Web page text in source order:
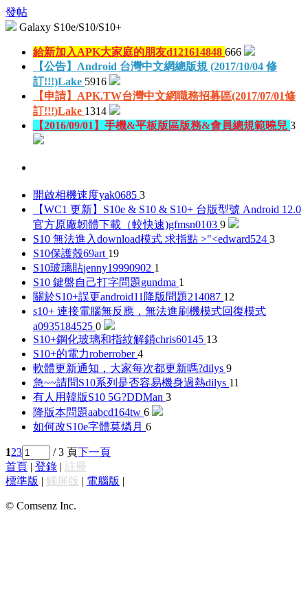
發帖
Galaxy S10e/S10/S10+
給新加入APK大家庭的朋友d121614848 666
【公告】Android 台灣中文網總版規 (2017/10/04 修
訂!!!)Lake 5916
【申請】APK.TW台灣中文網職務招募區(2017/07/01修
訂!!!)Lake 1314
【2016/09/01】手機&平板版區版務&會員總規範曉兒 3
開啟相機速度yak0685 3
【WC1 更新】S10e & S10 & S10+ 台版型號 Android 12.0
官方原廠韌體下載（較快速)gfmsn0103 9
S10 無法進入download模式 求指點 >"<edward524 3
S10保護殼69art 19
S10玻璃貼jenny19990902 1
S10 鍵盤自己打字問題gundma 1
關於S10+誤更android11降版問題214087 12
s10+ 連接電腦無反應，無法進刷機模式回復模式
a0935184525 0
S10+鋼化玻璃和指紋解鎖chris60145 13
S10+的電力roberrober 4
軟體更新通知，大家每次都更新嗎?dilys 9
急~~請問S10系列是否容易機身過熱dilys 11
有人用韓版S10 5G?DDMan 3
降版本問題aabcd164tw 6
如何改S10e字體莫燐月 6
123 / 3 頁下一頁
首頁 | 登錄 | 註冊
標準版 | 觸屏版 | 電腦版 |
© Comsenz Inc.